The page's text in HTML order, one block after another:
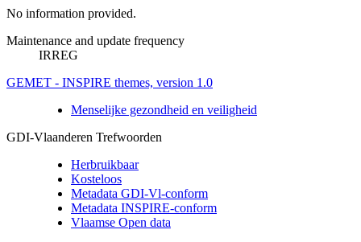
No information provided.
Maintenance and update frequency
IRREG
GEMET - INSPIRE themes, version 1.0
Menselijke gezondheid en veiligheid
GDI-Vlaanderen Trefwoorden
Herbruikbaar
Kosteloos
Metadata GDI-Vl-conform
Metadata INSPIRE-conform
Vlaamse Open data